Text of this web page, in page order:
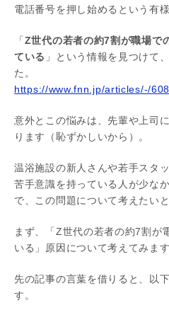
電話番号を押し始めるという有様
「 Z世代の若者の約7割が職場で
ている 」という情報を見つけて
た。
https://www.fnn.jp/articles/-/
意外とこの悩みは、先輩や上司
ります（恥ずかしいから）。
温浴施設の新人さんや若手スタ
苦手意識を持っている人が少な
で、この問題について考えたいと
まず、「Z世代の若者の約7割が
いる」原因について考えてみます
先の記事の言葉を借りると、以
す。